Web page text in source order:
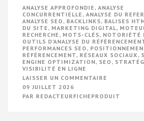
ANALYSE APPROFONDIE , ANALYSE
CONCURRENTIELLE , ANALYSE DU
ANALYSE SEO , BACKLINKS, BALISES
DU SITE , MARKETING DIGITAL,
RECHERCHE , MOTS-CLÉS, NOTORIÉTÉ
OUTILS D'ANALYSE DU
PERFORMANCES SEO ,
RÉFÉRENCEMENT, RÉSEAUX SOCIAUX ,
ENGINE OPTIMIZATION, SEO ,
VISIBILITÉ EN LIGNE
LAISSER UN COMMENTAIRE
VISIBILITÉ
09 JUILLET 2026
PAR REDACTEURFICHEPRODUIT